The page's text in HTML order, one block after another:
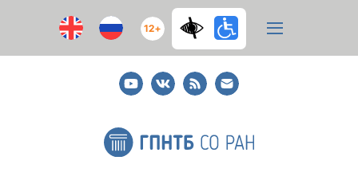
12+
YoutubeВКонтакте
RSS
E-
mail
подписка